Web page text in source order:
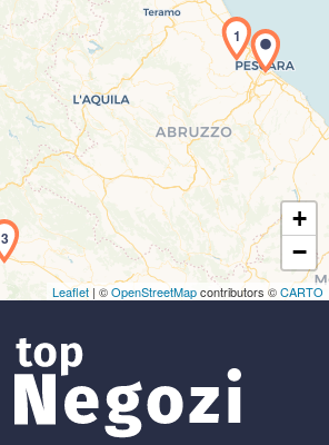
Caricamento della carta in corso...
1
3
+
−
Leaflet | ©OpenStreetMapcontributors ©CARTO